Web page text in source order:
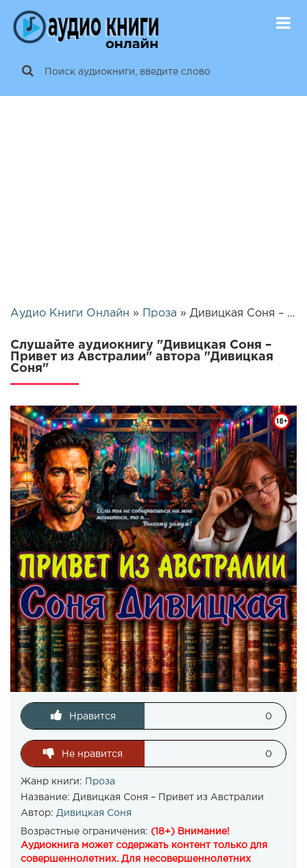
Аудио Книги Онлайн » Проза » Дивицкая Соня – Привет из Австралии | 25757
Слушайте аудиокнигу "Дивицкая Соня –
Привет из Австралии" автора "Дивицкая
Соня"
Нравится 0
Не нравится 0
Жанр книги:
Проза
Название: Дивицкая Соня – Привет из Австралии
Автор: Дивицкая Соня
Возрастные ограничения: (18+) Внимание!
Аудиокнига может содержать контент только для
совершеннолетних. Для несовершеннолетних